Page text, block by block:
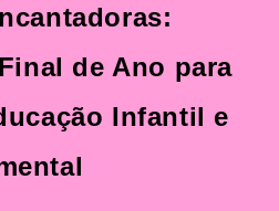
de Ano para
Infantil e